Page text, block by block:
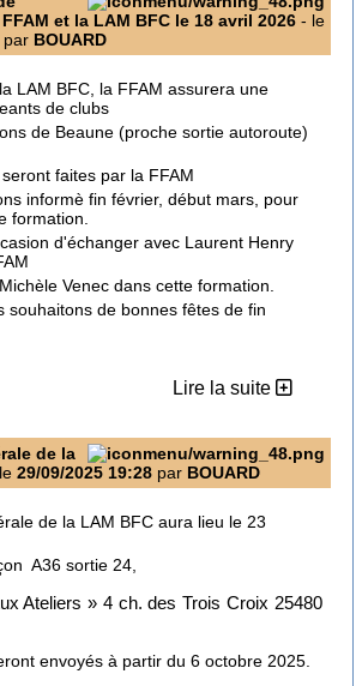
et la LAM BFC le 18 avril 2026 - le
BOUARD
LAM BFC, la FFAM assurera une
de clubs
de Beaune (proche sortie autoroute)
faites par la FFAM
informè fin février, début mars, pour
formation.
d'échanger avec Laurent Henry
Venec dans cette formation.
souhaitons de bonnes fêtes de fin
Lire la suite
de la
29/09/2025 19:28par BOUARD
de la LAM BFC aura lieu le 23
A36 sortie 24,
Ateliers » 4 ch. des Trois Croix 25480
envoyés à partir du 6 octobre 2025.